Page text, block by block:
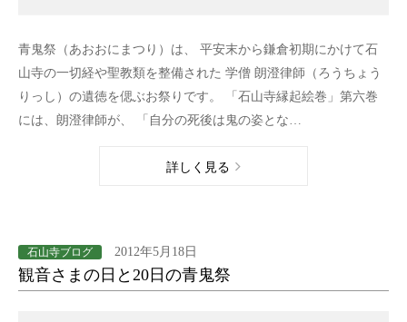
青鬼祭（あおおにまつり）は、 平安末から鎌倉初期にかけて石
山寺の一切経や聖教類を整備された 学僧 朗澄律師（ろうちょう
りっし）の遺徳を偲ぶお祭りです。 「石山寺縁起絵巻」第六巻
には、朗澄律師が、 「自分の死後は鬼の姿とな…
詳しく見る
石山寺ブログ 2012年5月18日
観音さまの日と20日の青鬼祭